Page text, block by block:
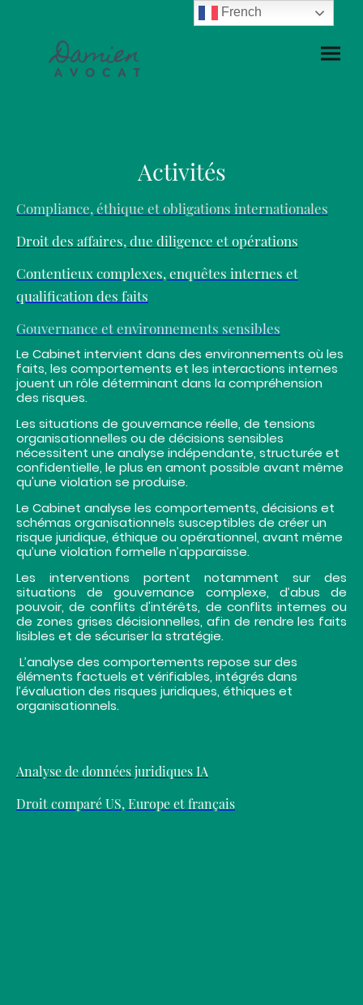
Activités
Compliance, éthique et obligations internationales
Droit des affaires, due diligence et opérations
Contentieux complexes, enquêtes internes et
qualification des faits
Gouvernance et environnements sensibles
Le Cabinet intervient dans des environnements où les
faits, les comportements et les interactions internes
jouent un rôle déterminant dans la compréhension
des risques.
Les situations de gouvernance réelle, de tensions
organisationnelles ou de décisions sensibles
nécessitent une analyse indépendante, structurée et
confidentielle, le plus en amont possible avant même
qu'une violation se produise.
Le Cabinet analyse les comportements, décisions et
schémas organisationnels susceptibles de créer un
risque juridique, éthique ou opérationnel, avant même
qu’une violation formelle n’apparaisse.
Les interventions portent notamment sur des
situations de gouvernance complexe, d’abus de
pouvoir, de conflits d'intérêts, de conflits internes ou
de zones grises décisionnelles, afin de rendre les faits
lisibles et de sécuriser la stratégie.
L’analyse des comportements repose sur des
éléments factuels et vérifiables, intégrés dans
l’évaluation des risques juridiques, éthiques et
organisationnels.
Analyse de données juridiques IA
Droit comparé US, Europe et français
French